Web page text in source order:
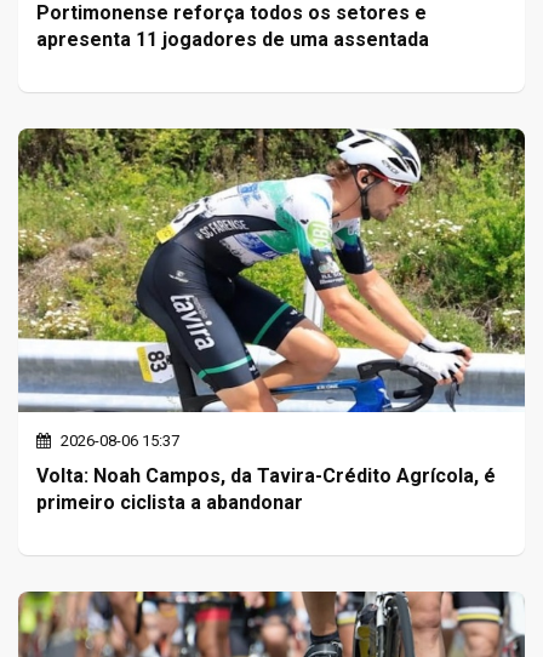
Portimonense reforça todos os setores e
apresenta 11 jogadores de uma assentada
2026-08-06 15:37
Volta: Noah Campos, da Tavira-Crédito Agrícola, é
primeiro ciclista a abandonar